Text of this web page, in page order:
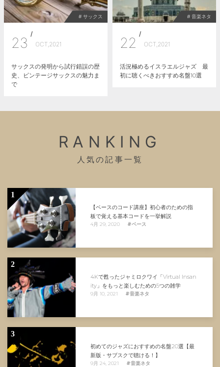
# サックス
23
/
OCT,2021
サックスの発明から試行錯誤の歴
史、ビンテージサックスの魅力ま
で
# 音楽ネタ
22
/
OCT,2021
活況極めるイスラエルジャズ 最
初に聴くべきおすすめ名盤10選
RANKING
人気の記事一覧
1
【ベースのコード講座】初心者のための指
板で覚える基本コードを一挙解説
4月 29, 2020 #ベース
2
4Kで甦ったジャミロクワイ「Virtual Insan
ity」をもっと楽しむための5つの雑学
9月 10, 2021 #音楽ネタ
3
初めてのジャズにおすすめの名盤20選【最
新版・サブスクで聴ける！】
9月 24, 2021 #音楽ネタ